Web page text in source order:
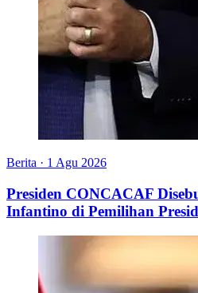
Berita · 1 Agu 2026
Presiden CONCACAF
Infantino di Pemilihan